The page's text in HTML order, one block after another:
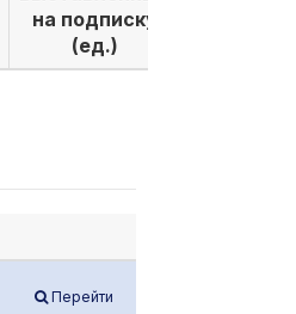
на подписку
(ед.)
Перейти